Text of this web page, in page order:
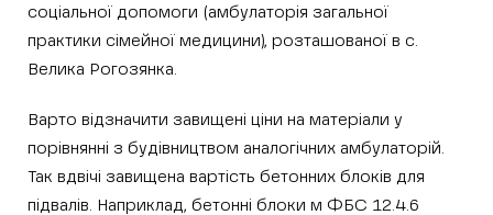
соціальної допомоги (амбулаторія загальної
практики сімейної медицини), розташованої в с.
Велика Рогозянка.
Варто відзначити завищені ціни на матеріали у
порівнянні з будівництвом аналогічних амбулаторій.
Так вдвічі завищена вартість бетонних блоків для
підвалів. Наприклад, бетонні блоки м ФБС 12.4.6